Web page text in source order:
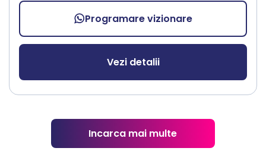
Programare vizionare
Vezi detalii
Incarca mai multe